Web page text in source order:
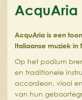
AcquAria
AcquAria is een
Italiaanse muziek in
Op het podium
en traditionele
accordeon, viool
van hun